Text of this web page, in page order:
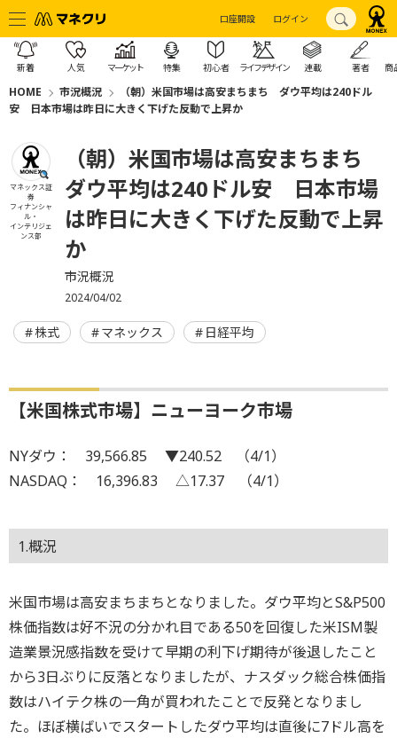
口座開設 ログイン
新着 人気 マーケット 特集 初心者 ライフデザイン 連載 著者 商
HOME 市況概況
（朝）米国市場は高安まちまち ダウ平均は240ドル
安 日本市場は昨日に大きく下げた反動で上昇か
マネックス証
券
フィナンシャ
ル・
インテリジェ
ンス部
（朝）米国市場は高安まちまち
ダウ平均は240ドル安 日本市場
は昨日に大きく下げた反動で上昇
か
市況概況
2024/04/02
株式 マネックス 日経平均
【米国株式市場】ニューヨーク市場
NYダウ： 39,566.85 ▼240.52 （4/1）
NASDAQ： 16,396.83 △17.37 （4/1）
1.概況
米国市場は高安まちまちとなりました。ダウ平均とS&P500
株価指数は好不況の分かれ目である50を回復した米ISM製
造業景況感指数を受けて早期の利下げ期待が後退したこと
から3日ぶりに反落となりましたが、ナスダック総合株価指
数はハイテク株の一角が買われたことで反発となりまし
た。ほぼ横ばいでスタートしたダウ平均は直後に7ドル高を